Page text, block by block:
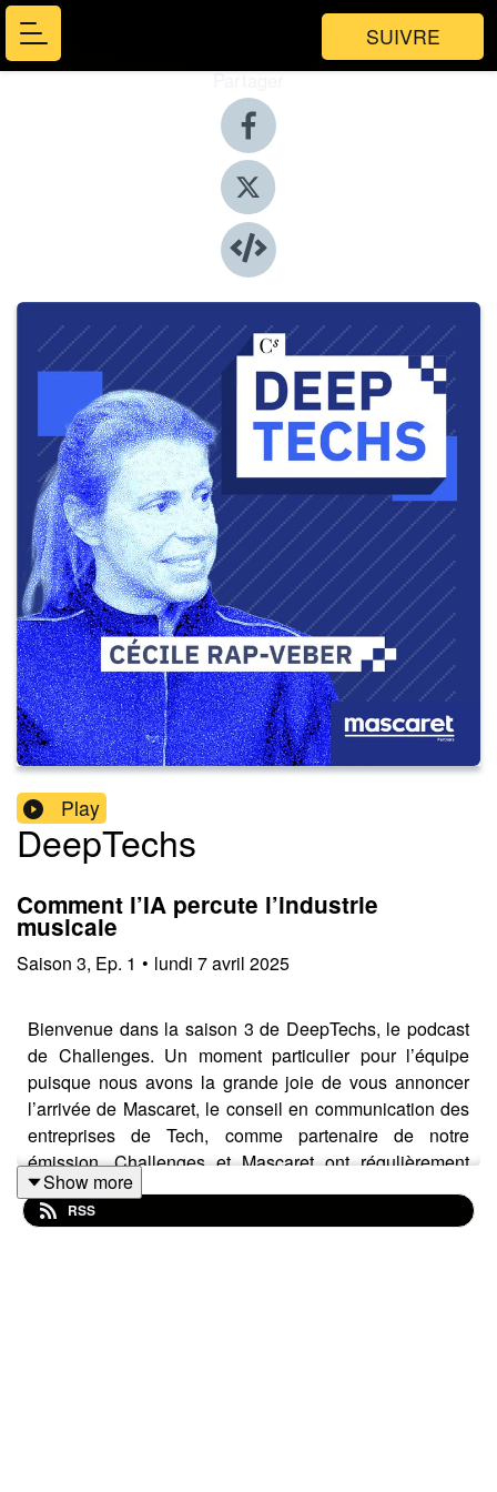
SUIVRE
Partager
Play
DeepTechs
Comment l’IA percute l’industrie
musicale
Saison 3, Ep. 1 • lundi 7 avril 2025
Bienvenue dans la saison 3 de DeepTechs, le podcast
de Challenges. Un moment particulier pour l’équipe
puisque nous avons la grande joie de vous annoncer
l’arrivée de Mascaret, le conseil en communication des
entreprises de Tech, comme partenaire de notre
émission. Challenges et Mascaret ont régulièrement
collaboré sur des dossiers divers comme le classement
des influenceurs ou le baromètre des initiatives IA des
Show more
RSS